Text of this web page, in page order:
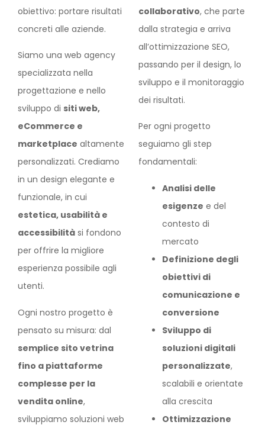
obiettivo: portare risultati
concreti alle aziende.
Siamo una web agency
specializzata nella
progettazione e nello
sviluppo di siti web,
eCommerce e
marketplace altamente
personalizzati. Crediamo
in un design elegante e
funzionale, in cui
estetica, usabilità e
accessibilità si fondono
per offrire la migliore
esperienza possibile agli
utenti.
Ogni nostro progetto è
pensato su misura: dal
semplice sito vetrina
fino a piattaforme
complesse per la
vendita online,
sviluppiamo soluzioni web
collaborativo, che parte
dalla strategia e arriva
all’ottimizzazione SEO,
passando per il design, lo
sviluppo e il monitoraggio
dei risultati.
Per ogni progetto
seguiamo gli step
fondamentali:
Analisi delle
esigenze e del
contesto di
mercato
Definizione degli
obiettivi di
comunicazione e
conversione
Sviluppo di
soluzioni digitali
personalizzate,
scalabili e orientate
alla crescita
Ottimizzazione